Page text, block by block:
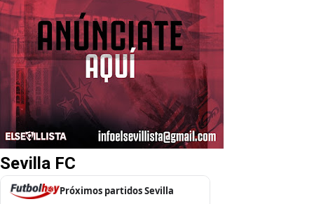
Sevilla FC